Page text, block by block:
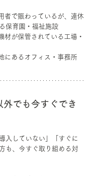
者で賑わっているが、連休
保育園・福祉施設
材が保管されている工場・
にあるオフィス・事務所
外でも今すぐでき
入していない」「すぐに
も、今すぐ取り組める対